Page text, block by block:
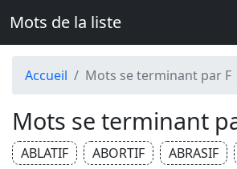
Mots de la liste
Accueil Mots se terminant par F
Mots se terminant
ABLATIF ABORTIF ABRASIF